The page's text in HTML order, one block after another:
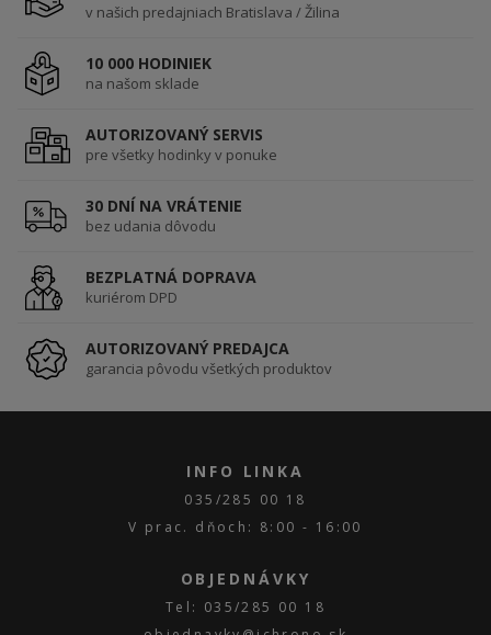
v našich predajniach Bratislava / Žilina
10 000 HODINIEK
na našom sklade
AUTORIZOVANÝ SERVIS
pre všetky hodinky v ponuke
30 DNÍ NA VRÁTENIE
bez udania dôvodu
BEZPLATNÁ DOPRAVA
kuriérom DPD
AUTORIZOVANÝ PREDAJCA
garancia pôvodu všetkých produktov
INFO LINKA
035/285 00 18
V prac. dňoch: 8:00 - 16:00
OBJEDNÁVKY
Tel: 035/285 00 18